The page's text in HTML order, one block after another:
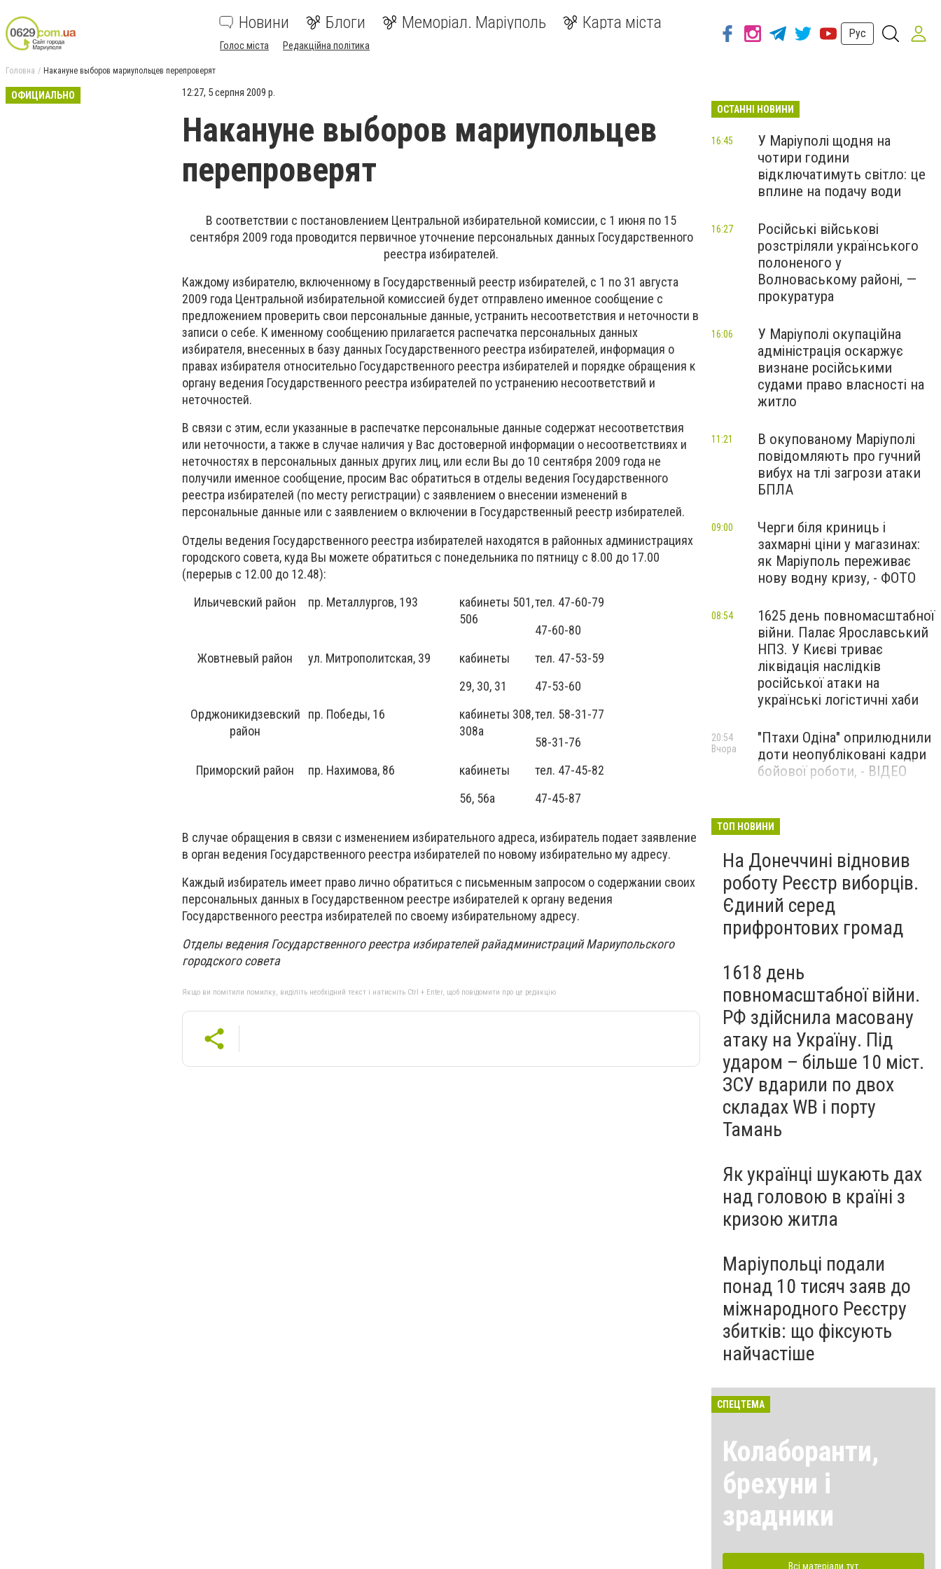
Новини Блоги Меморіал. Маріуполь Карта міста
Голос міста Редакційна політика
Рус
Головна Накануне выборов мариупольцев перепроверят
ОФИЦИАЛЬНО 12:27, 5 серпня 2009 р.
Накануне выборов мариупольцев
перепроверят
В соответствии с постановлением Центральной избирательной комиссии, с 1 июня по 15
сентября 2009 года проводится первичное уточнение персональных данных Государственного
реестра избирателей.
Каждому избирателю, включенному в Государственный реестр избирателей, с 1 по 31 августа
2009 года Центральной избирательной комиссией будет отправлено именное сообщение с
предложением проверить свои персональные данные, устранить несоответствия и неточности в
записи о себе. К именному сообщению прилагается распечатка персональных данных
избирателя, внесенных в базу данных Государственного реестра избирателей, информация о
правах избирателя относительно Государственного реестра избирателей и порядке обращения к
органу ведения Государственного реестра избирателей по устранению несоответствий и
неточностей.
В связи с этим, если указанные в распечатке персональные данные содержат несоответствия
или неточности, а также в случае наличия у Вас достоверной информации о несоответствиях и
неточностях в персональных данных других лиц, или если Вы до 10 сентября 2009 года не
получили именное сообщение, просим Вас обратиться в отделы ведения Государственного
реестра избирателей (по месту регистрации) с заявлением о внесении изменений в
персональные данные или с заявлением о включении в Государственный реестр избирателей.
Отделы ведения Государственного реестра избирателей находятся в районных администрациях
городского совета, куда Вы можете обратиться с понедельника по пятницу с 8.00 до 17.00
(перерыв с 12.00 до 12.48):
Ильичевский район
пр. Металлургов, 193
кабинеты 501,
506
тел. 47-60-79
47-60-80
Жовтневый район
ул. Митрополитская, 39
кабинеты
29, 30, 31
тел. 47-53-59
47-53-60
Орджоникидзевский
район
пр. Победы, 16
кабинеты 308,
308а
тел. 58-31-77
58-31-76
Приморский район
пр. Нахимова, 86
кабинеты
56, 56а
тел. 47-45-82
47-45-87
В случае обращения в связи с изменением избирательного адреса, избиратель подает заявление
в орган ведения Государственного реестра избирателей по новому избирательно му адресу.
Каждый избиратель имеет право лично обратиться с письменным запросом о содержании своих
персональных данных в Государственном реестре избирателей к органу ведения
Государственного реестра избирателей по своему избирательному адресу.
Отделы ведения Государственного реестра избирателей райадминистраций Мариупольского
городского совета
Якщо ви помітили помилку, виділіть необхідний текст і натисніть Ctrl + Enter, щоб повідомити про це редакцію
ОСТАННІ НОВИНИ
У Маріуполі щодня на
чотири години
відключатимуть світло: це
вплине на подачу води
16:45
Російські військові
розстріляли українського
полоненого у
Волноваському районі, —
прокуратура
16:27
У Маріуполі окупаційна
адміністрація оскаржує
визнане російськими
судами право власності на
житло
16:06
В окупованому Маріуполі
повідомляють про гучний
вибух на тлі загрози атаки
БПЛА
11:21
Черги біля криниць і
захмарні ціни у магазинах:
як Маріуполь переживає
нову водну кризу, - ФОТО
09:00
1625 день повномасштабної
війни. Палає Ярославський
НПЗ. У Києві триває
ліквідація наслідків
російської атаки на
українські логістичні хаби
08:54
"Птахи Одіна" оприлюднили
доти неопубліковані кадри
бойової роботи, - ВІДЕО
20:54
Вчора
Бєдняков зіграє тата
новому українському
фільмі, - ФОТО
Вчора
ТОП НОВИНИ
На Донеччині відновив
роботу Реєстр виборців.
Єдиний серед
прифронтових громад
1618 день
повномасштабної війни.
РФ здійснила масовану
атаку на Україну. Під
ударом – більше 10 міст.
ЗСУ вдарили по двох
складах WB і порту
Тамань
Як українці шукають дах
над головою в країні з
кризою житла
Маріупольці подали
понад 10 тисяч заяв до
міжнародного Реєстру
збитків: що фіксують
найчастіше
СПЕЦТЕМА
Колаборанти,
брехуни і
зрадники
Всі матеріали тут